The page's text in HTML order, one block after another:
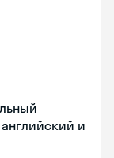
и